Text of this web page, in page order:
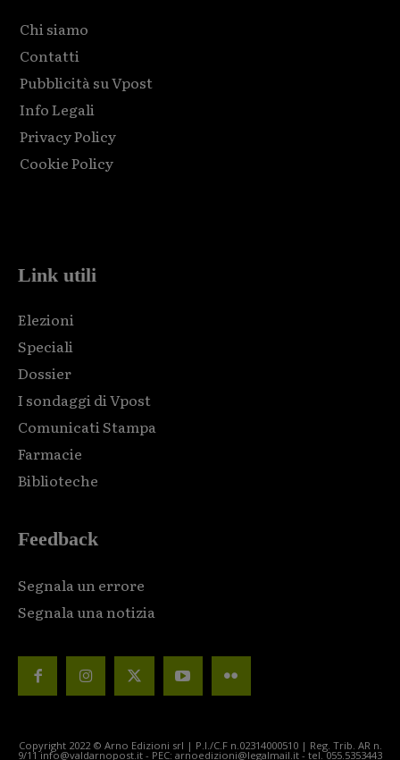
Chi siamo
Contatti
Pubblicità su Vpost
Info Legali
Privacy Policy
Cookie Policy
Link utili
Elezioni
Speciali
Dossier
I sondaggi di Vpost
Comunicati Stampa
Farmacie
Biblioteche
Feedback
Segnala un errore
Segnala una notizia
Copyright 2022 © Arno Edizioni srl | P.I./C.F n.02314000510 | Reg. Trib. AR n.
9/11 info@valdarnopost.it - PEC: arnoedizioni@legalmail.it - tel. 055.5353443